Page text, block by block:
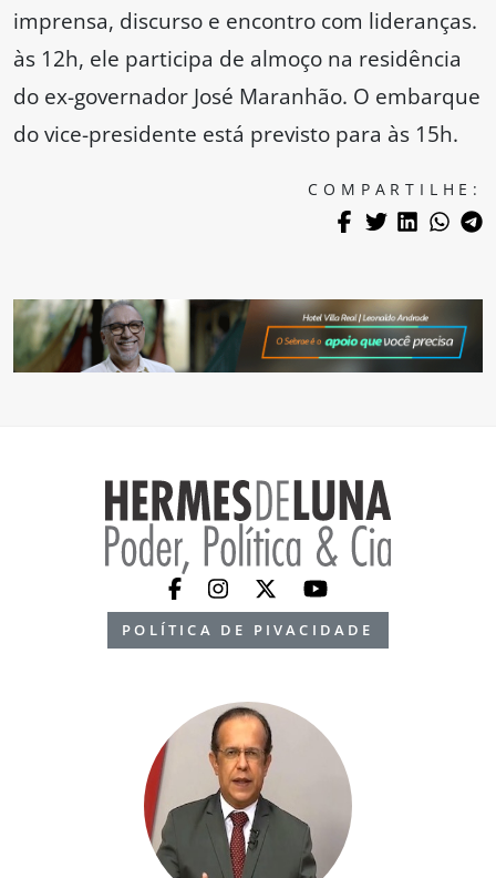
imprensa, discurso e encontro com lideranças.
às 12h, ele participa de almoço na residência
do ex-governador José Maranhão. O embarque
do vice-presidente está previsto para às 15h.
COMPARTILHE:
POLÍTICA DE PIVACIDADE